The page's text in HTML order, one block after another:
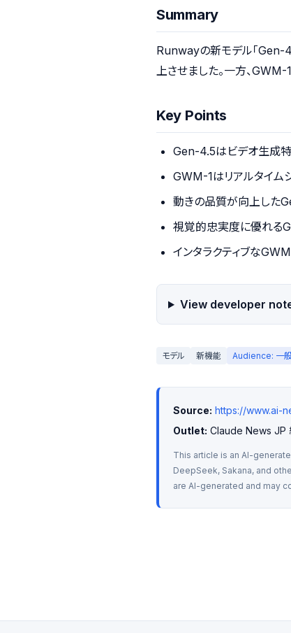
Summary
Runwayの新モデル「Gen-
上させました。一方、GWM-
Key Points
Gen-4.5はビデオ生成
GWM-1はリアルタイム
動きの品質が向上した
視覚的忠実度に優れる
インタラクティブな
View developer
モデル 新機能 Audience: 一
Source: https://www.ai-
Outlet: Claude News JP
This article is an AI-
DeepSeek, Sakana, and
are AI-generated and may